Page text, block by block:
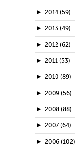
► 2014 (59)
► 2013 (49)
► 2012 (62)
► 2011 (53)
► 2010 (89)
► 2009 (56)
► 2008 (88)
► 2007 (64)
► 2006 (102)